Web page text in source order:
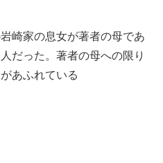
崎家の息女が著者の母であ
だった。著者の母への限り
あふれている